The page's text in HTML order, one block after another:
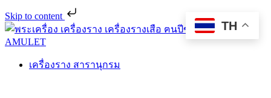
Skip to content
เครื่องราง สารานุกรม
TH